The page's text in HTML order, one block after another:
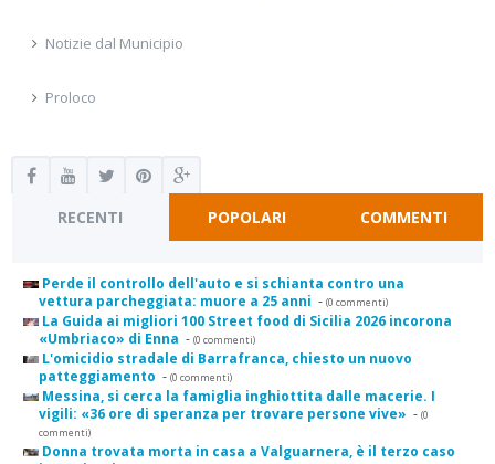
Notizie dal Municipio
Proloco
RECENTI POPOLARI COMMENTI
Perde il controllo dell'auto e si schianta contro una
vettura parcheggiata: muore a 25 anni - (0 commenti)
La Guida ai migliori 100 Street food di Sicilia 2026 incorona
«Umbriaco» di Enna - (0 commenti)
L'omicidio stradale di Barrafranca, chiesto un nuovo
patteggiamento - (0 commenti)
Messina, si cerca la famiglia inghiottita dalle macerie. I
vigili: «36 ore di speranza per trovare persone vive» - (0
commenti)
Donna trovata morta in casa a Valguarnera, è il terzo caso